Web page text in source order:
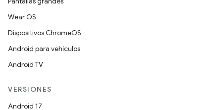
Wear OS
Dispositivos ChromeOS
Android para vehículos
Android TV
VERSIONES
Android 17